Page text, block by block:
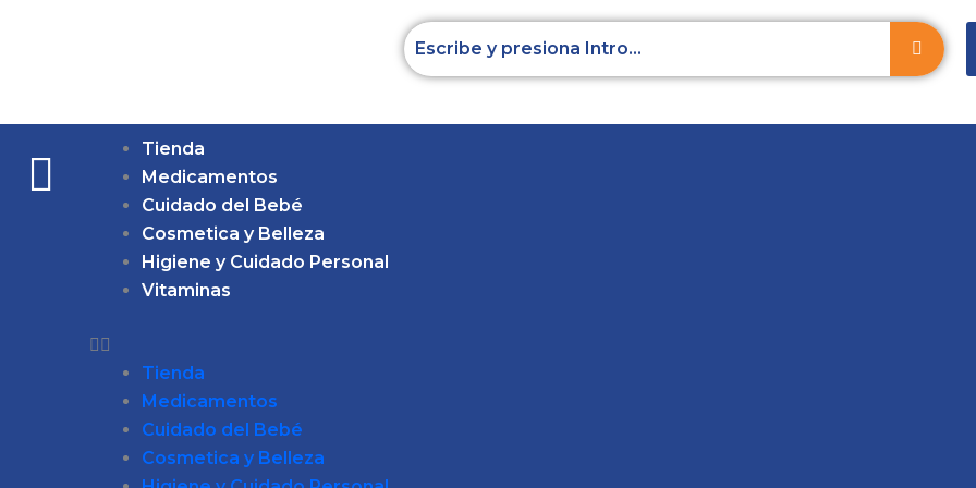
Tienda
Medicamentos
Cuidado del Bebé
Cosmetica y Belleza
Higiene y Cuidado Personal
Vitaminas
Tienda
Medicamentos
Cuidado del Bebé
Cosmetica y Belleza